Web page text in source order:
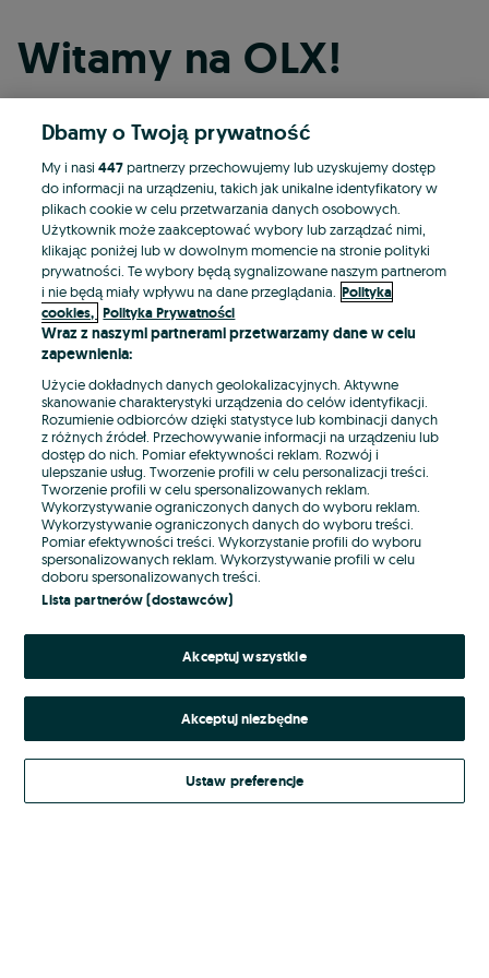
Witamy na OLX!
Kontynuuj przez Facebooka
Kontynuuj przez konto Apple
Kontynuuj przez konto Google
LUB
E-mail
Hasło
Nie pamiętasz hasła?
Zaloguj się
Kontynuując za pośrednictwem jednego z dostawców wskazanych powyżej,
Regulamin serwisuOLX.pl w jego aktualnym brzmieniu.
Dbamy o Twoją prywatność
My i nasi447partnerzy przechowujemy lub uzyskujemy dostęp
do informacji na urządzeniu, takich jak unikalne identyfikatory w
plikach cookie w celu przetwarzania danych osobowych.
Użytkownik może zaakceptować wybory lub zarządzać nimi,
klikając poniżej lub w dowolnym momencie na stronie polityki
prywatności. Te wybory będą sygnalizowane naszym partnerom
i nie będą miały wpływu na dane przeglądania. Polityka
cookies, Polityka Prywatności
Wraz z naszymi partnerami przetwarzamy dane w celu
zapewnienia:
Użycie dokładnych danych geolokalizacyjnych. Aktywne
skanowanie charakterystyki urządzenia do celów identyfikacji.
Rozumienie odbiorców dzięki statystyce lub kombinacji danych
z różnych źródeł. Przechowywanie informacji na urządzeniu lub
dostęp do nich. Pomiar efektywności reklam. Rozwój i
ulepszanie usług. Tworzenie profili w celu personalizacji treści.
Tworzenie profili w celu spersonalizowanych reklam.
Wykorzystywanie ograniczonych danych do wyboru reklam.
Wykorzystywanie ograniczonych danych do wyboru treści.
Pomiar efektywności treści. Wykorzystanie profili do wyboru
spersonalizowanych reklam. Wykorzystywanie profili w celu
doboru spersonalizowanych treści.
Lista partnerów (dostawców)
Akceptuj wszystkie
Akceptuj niezbędne
Ustaw preferencje